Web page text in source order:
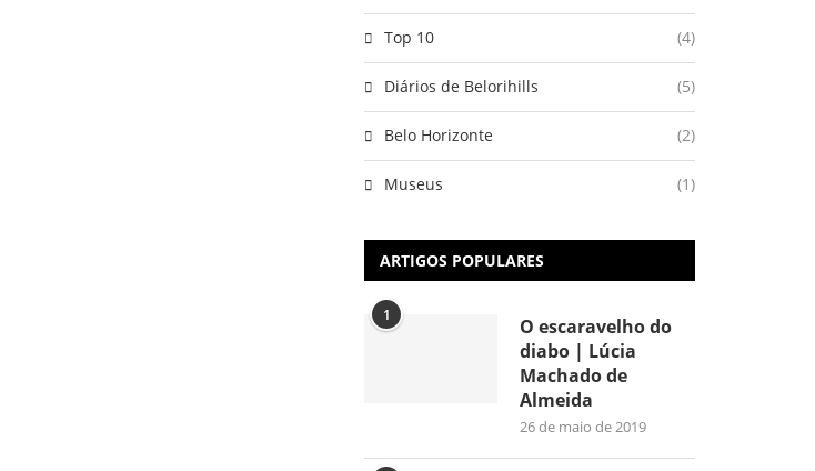
Top 10 (4)
Diários de Belorihills (5)
Belo Horizonte (2)
Museus (1)
ARTIGOS POPULARES
1
O escaravelho do
diabo | Lúcia
Machado de
Almeida
26 de maio de 2019